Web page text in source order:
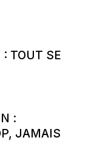
TOUT SE
:
JAMAIS